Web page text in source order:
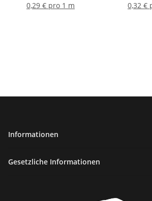
0,29 € pro 1 m
0,32 €
Informationen
Gesetzliche Informationen